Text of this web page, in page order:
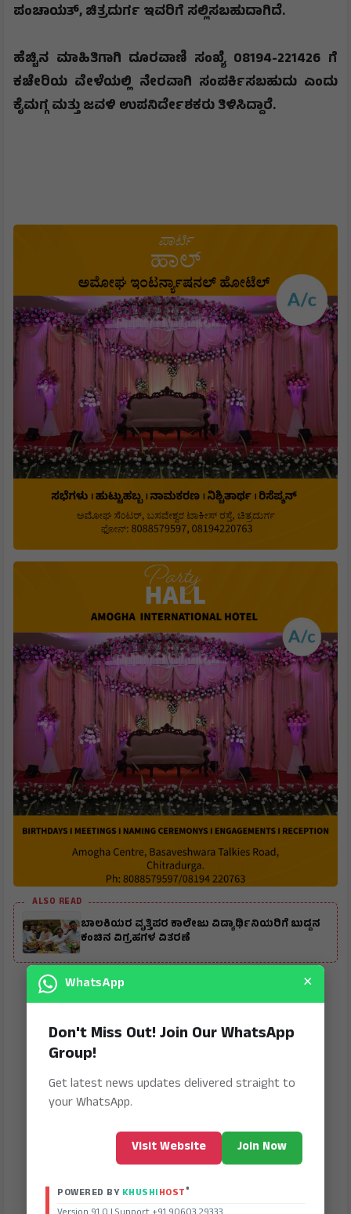
ಪಂಚಾಯತ್,ಚಿತ್ರದುರ್ಗ ಇವರಿಗೆ ಸಲ್ಲಿಸಬಹುದಾಗಿದೆ.
ಹೆಚ್ಚಿನ ಮಾಹಿತಿಗಾಗಿ ದೂರವಾಣಿ ಸಂಖ್ಯೆ 08194-221426 ಗೆ
ಕಚೇರಿಯ ವೇಳೆಯಲ್ಲಿ ನೇರವಾಗಿ ಸಂಪರ್ಕಿಸಬಹುದು ಎಂದು
ಕೈಮಗ್ಗಮತ್ತುಜವಳಿ ಉಪನಿರ್ದೇಶಕರುತಿಳಿಸಿದ್ದಾರೆ.
ALSO READ
ಬಾಲಕಿಯರ ವೃತ್ತಿಪರ ಕಾಲೇಜು ವಿದ್ಯಾರ್ಥಿನಿಯರಿಗೆ ಬುದ್ದನ
ಕಂಚಿನ ವಿಗ್ರಹಗಳ ವಿತರಣೆ
WhatsApp ×
Don't Miss Out! Join Our WhatsApp
Group!
Get latest news updates delivered straight to
your WhatsApp.
Visit Website Join Now
POWERED BY KHUSHIHOST®